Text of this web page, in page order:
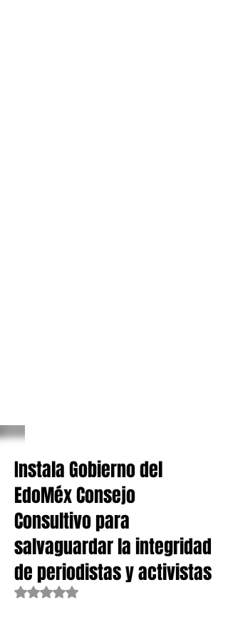
Instala Gobierno del
EdoMéx Consejo
Consultivo para
salvaguardar la integridad
de periodistas y activistas
Obtuvo NaN de 5 estrellas.